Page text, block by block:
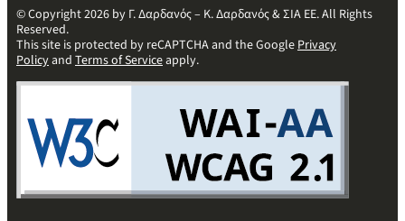
© Copyright 2026 by Γ. Δαρδανός – Κ. Δαρδανός & ΣΙΑ ΕΕ. All Rights
Reserved.
This site is protected by reCAPTCHA and the GooglePrivacy
Policyand Terms of Serviceapply.